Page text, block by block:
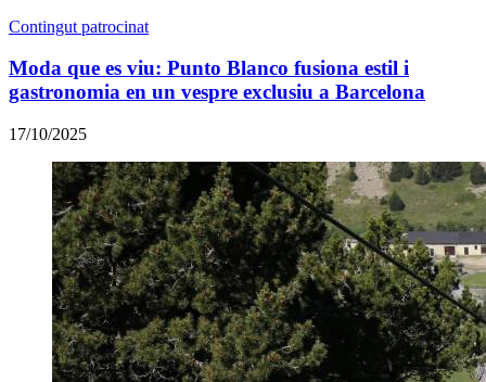
Contingut patrocinat
Moda que es viu: Punto Blanco fusiona estil i
gastronomia en un vespre exclusiu a Barcelona
17/10/2025